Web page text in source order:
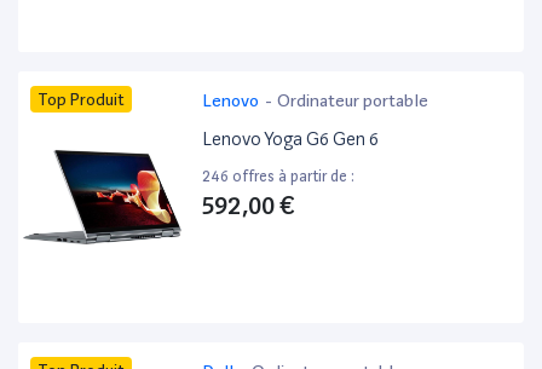
Top Produit Lenovo - Ordinateur portable
Lenovo Yoga G6 Gen 6
246 offres à partir de :
592,00 €